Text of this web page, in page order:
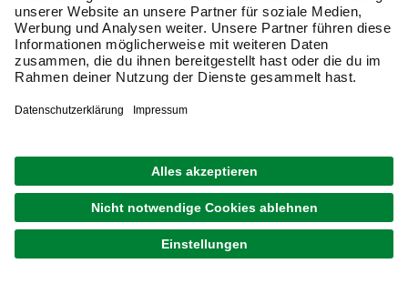
Messing
Nicht magnetisch,
korrosionsbeständig
Elektronik,
Auswahl bei hagebau sicherst Du Dir professionelle
Befestigungslösungen für alle Deine Projekte.
Newsletter: Zusammen